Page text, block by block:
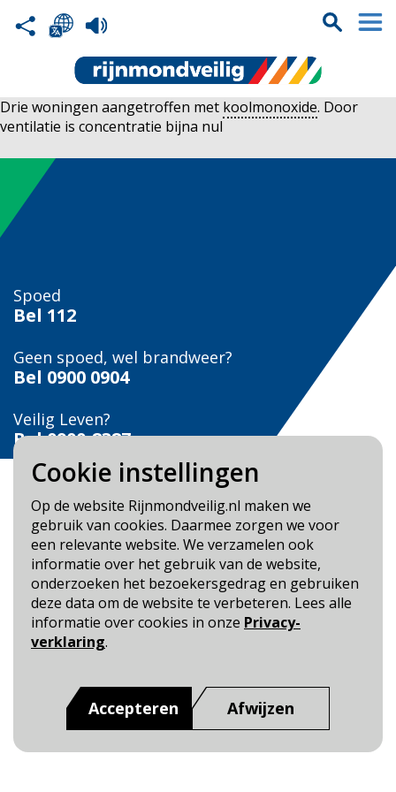
Cookie instellingen
Op de website Rijnmondveilig.nl maken we
gebruik van cookies. Daarmee zorgen we voor
een relevante website. We verzamelen ook
informatie over het gebruik van de website,
onderzoeken het bezoekersgedrag en gebruiken
deze data om de website te verbeteren. Lees alle
informatie over cookies in onze Privacy-
verklaring.
Accepteren Afwijzen
Drie woningen aangetroffen met koolmonoxide. Door
ventilatie is concentratie bijna nul
Spoed
Bel 112
Geen spoed, wel brandweer?
Bel 0900 0904
Veilig Leven?
Bel 0900-8387
Blijf op de hoogte
Cookie- en Privacybeleid
Toegankelijkheid